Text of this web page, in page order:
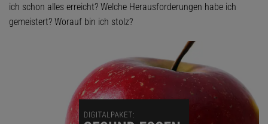
ich schon alles erreicht? Welche Herausforderungen habe ich
gemeistert? Worauf bin ich stolz?